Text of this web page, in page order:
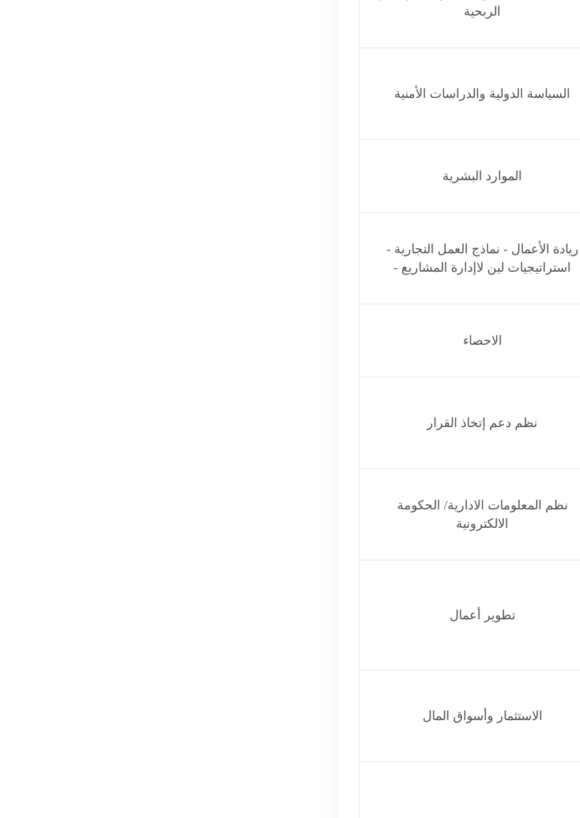
الربحية
السياسة الدولية والدراسات الأمنية
الموارد البشرية
ريادة الأعمال - نماذج العمل التجارية -
استراتيجيات لين لاإدارة المشاريع -
الاحصاء
نظم دعم إتخاذ القرار
نظم المعلومات الادارية/ الحكومة
الالكترونية
تطوير أعمال
الاستثمار وأسواق المال